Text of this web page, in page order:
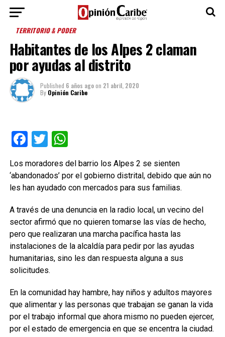
TERRITORIO & PODER
Habitantes de los Alpes 2 claman
por ayudas al distrito
Published 6 años agoon 21 abril, 2020
By Opinión Caribe
Facebook
TwitterWhatsApp
Los moradores del barrio los Alpes 2 se sienten
‘abandonados’ por el gobierno distrital, debido que aún no
les han ayudado con mercados para sus familias.
A través de una denuncia en la radio local, un vecino del
sector afirmó que no quieren tomarse las vías de hecho,
pero que realizaran una marcha pacífica hasta las
instalaciones de la alcaldía para pedir por las ayudas
humanitarias, sino les dan respuesta alguna a sus
solicitudes.
En la comunidad hay hambre, hay niños y adultos mayores
que alimentar y las personas que trabajan se ganan la vida
por el trabajo informal que ahora mismo no pueden ejercer,
por el estado de emergencia en que se encentra la ciudad.